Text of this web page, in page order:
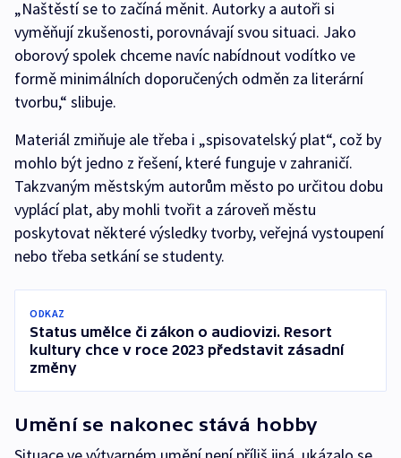
„Naštěstí se to začíná měnit. Autorky a autoři si
vyměňují zkušenosti, porovnávají svou situaci. Jako
oborový spolek chceme navíc nabídnout vodítko ve
formě minimálních doporučených odměn za literární
tvorbu,“ slibuje.
Materiál zmiňuje ale třeba i „spisovatelský plat“, což by
mohlo být jedno z řešení, které funguje v zahraničí.
Takzvaným městským autorům město po určitou dobu
vyplácí plat, aby mohli tvořit a zároveň městu
poskytovat některé výsledky tvorby, veřejná vystoupení
nebo třeba setkání se studenty.
ODKAZ
Status umělce či zákon o audiovizi. Resort
kultury chce v roce 2023 představit zásadní
změny
Umění se nakonec stává hobby